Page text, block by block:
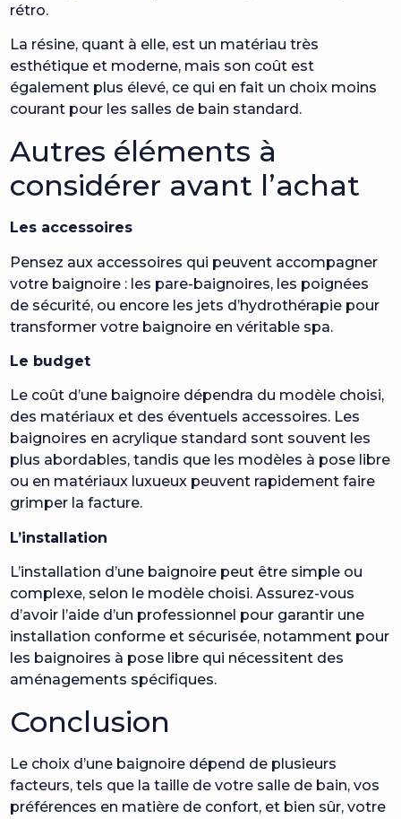
rétro.
La résine, quant à elle, est un matériau très
esthétique et moderne, mais son coût est
également plus élevé, ce qui en fait un choix moins
courant pour les salles de bain standard.
Autres éléments à
considérer avant l’achat
Les accessoires
Pensez aux accessoires qui peuvent accompagner
votre baignoire : les pare-baignoires, les poignées
de sécurité, ou encore les jets d’hydrothérapie pour
transformer votre baignoire en véritable spa.
Le budget
Le coût d’une baignoire dépendra du modèle choisi,
des matériaux et des éventuels accessoires. Les
baignoires en acrylique standard sont souvent les
plus abordables, tandis que les modèles à pose libre
ou en matériaux luxueux peuvent rapidement faire
grimper la facture.
L’installation
L’installation d’une baignoire peut être simple ou
complexe, selon le modèle choisi. Assurez-vous
d’avoir l’aide d’un professionnel pour garantir une
installation conforme et sécurisée, notamment pour
les baignoires à pose libre qui nécessitent des
aménagements spécifiques.
Conclusion
Le choix d’une baignoire dépend de plusieurs
facteurs, tels que la taille de votre salle de bain, vos
préférences en matière de confort, et bien sûr, votre